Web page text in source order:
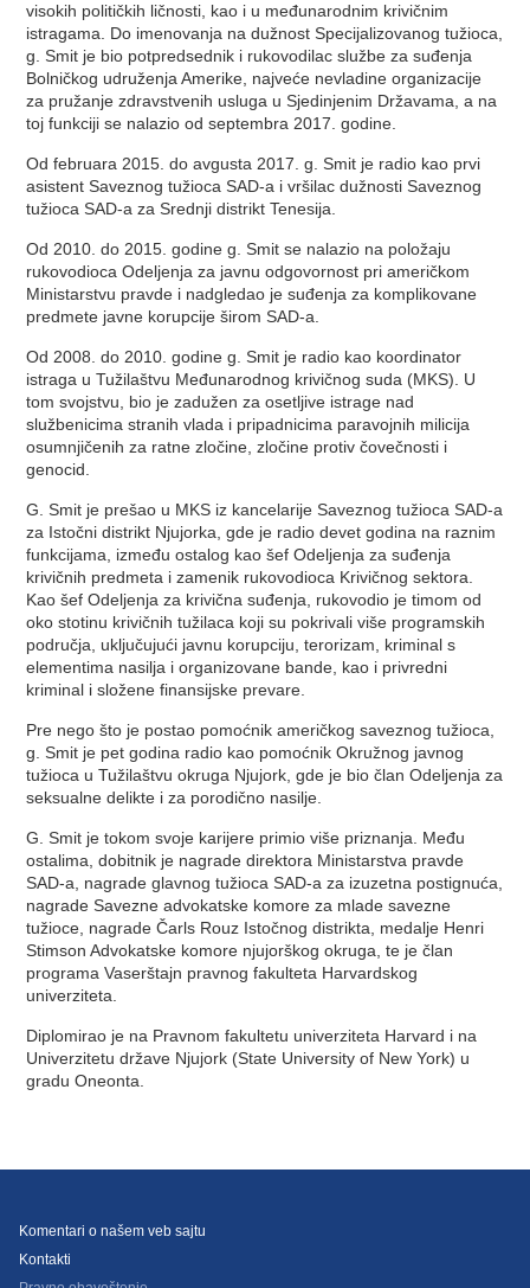
visokih političkih ličnosti, kao i u međunarodnim krivičnim
istragama. Do imenovanja na dužnost Specijalizovanog tužioca,
g. Smit je bio potpredsednik i rukovodilac službe za suđenja
Bolničkog udruženja Amerike, najveće nevladine organizacije
za pružanje zdravstvenih usluga u Sjedinjenim Državama, a na
toj funkciji se nalazio od septembra 2017. godine.
Od februara 2015. do avgusta 2017. g. Smit je radio kao prvi
asistent Saveznog tužioca SAD-a i vršilac dužnosti Saveznog
tužioca SAD-a za Srednji distrikt Tenesija.
Od 2010. do 2015. godine g. Smit se nalazio na položaju
rukovodioca Odeljenja za javnu odgovornost pri američkom
Ministarstvu pravde i nadgledao je suđenja za komplikovane
predmete javne korupcije širom SAD-a.
Od 2008. do 2010. godine g. Smit je radio kao koordinator
istraga u Tužilaštvu Međunarodnog krivičnog suda (MKS). U
tom svojstvu, bio je zadužen za osetljive istrage nad
službenicima stranih vlada i pripadnicima paravojnih milicija
osumnjičenih za ratne zločine, zločine protiv čovečnosti i
genocid.
G. Smit je prešao u MKS iz kancelarije Saveznog tužioca SAD-a
za Istočni distrikt Njujorka, gde je radio devet godina na raznim
funkcijama, između ostalog kao šef Odeljenja za suđenja
krivičnih predmeta i zamenik rukovodioca Krivičnog sektora.
Kao šef Odeljenja za krivična suđenja, rukovodio je timom od
oko stotinu krivičnih tužilaca koji su pokrivali više programskih
područja, uključujući javnu korupciju, terorizam, kriminal s
elementima nasilja i organizovane bande, kao i privredni
kriminal i složene finansijske prevare.
Pre nego što je postao pomoćnik američkog saveznog tužioca,
g. Smit je pet godina radio kao pomoćnik Okružnog javnog
tužioca u Tužilaštvu okruga Njujork, gde je bio član Odeljenja za
seksualne delikte i za porodično nasilje.
G. Smit je tokom svoje karijere primio više priznanja. Među
ostalima, dobitnik je nagrade direktora Ministarstva pravde
SAD-a, nagrade glavnog tužioca SAD-a za izuzetna postignuća,
nagrade Savezne advokatske komore za mlade savezne
tužioce, nagrade Čarls Rouz Istočnog distrikta, medalje Henri
Stimson Advokatske komore njujorškog okruga, te je član
programa Vaserštajn pravnog fakulteta Harvardskog
univerziteta.
Diplomirao je na Pravnom fakultetu univerziteta Harvard i na
Univerzitetu države Njujork (State University of New York) u
gradu Oneonta.
Komentari o našem veb sajtu
Kontakti